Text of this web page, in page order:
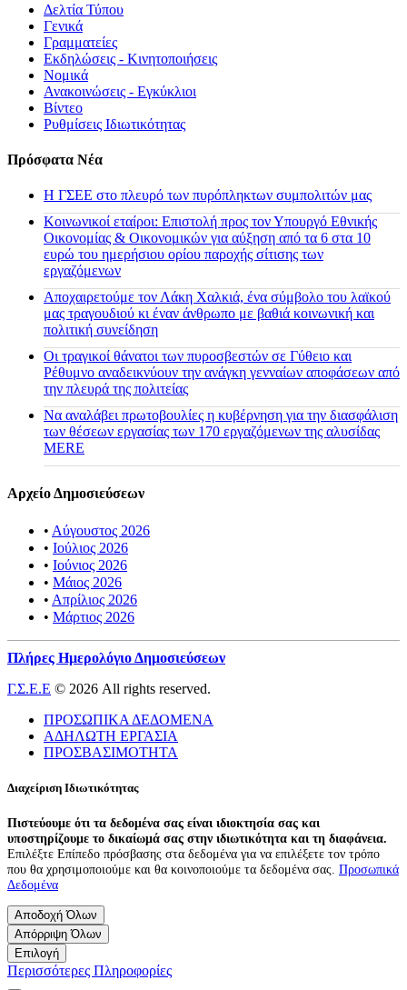
Δελτία Τύπου
Γενικά
Γραμματείες
Εκδηλώσεις - Κινητοποιήσεις
Νομικά
Ανακοινώσεις - Εγκύκλιοι
Βίντεο
Ρυθμίσεις Ιδιωτικότητας
Πρόσφατα Νέα
H ΓΣΕΕ στο πλευρό των πυρόπληκτων συμπολιτών μας
Κοινωνικοί εταίροι: Επιστολή προς τον Υπουργό Εθνικής
Οικονομίας & Οικονομικών για αύξηση από τα 6 στα 10
ευρώ του ημερήσιου ορίου παροχής σίτισης των
εργαζόμενων
Αποχαιρετούμε τον Λάκη Χαλκιά, ένα σύμβολο του λαϊκού
μας τραγουδιού κι έναν άνθρωπο με βαθιά κοινωνική και
πολιτική συνείδηση
Οι τραγικοί θάνατοι των πυροσβεστών σε Γύθειο και
Ρέθυμνο αναδεικνύουν την ανάγκη γενναίων αποφάσεων από
την πλευρά της πολιτείας
Να αναλάβει πρωτοβουλίες η κυβέρνηση για την διασφάλιση
των θέσεων εργασίας των 170 εργαζόμενων της αλυσίδας
MERE
Αρχείο Δημοσιεύσεων
• Αύγουστος 2026
• Ιούλιος 2026
• Ιούνιος 2026
• Μάιος 2026
• Απρίλιος 2026
• Μάρτιος 2026
Πλήρες Ημερολόγιο Δημοσιεύσεων
Γ.Σ.Ε.Ε © 2026 All rights reserved.
ΠΡΟΣΩΠΙΚΑ ΔΕΔΟΜΕΝΑ
ΑΔΗΛΩΤΗ ΕΡΓΑΣΙΑ
ΠΡΟΣΒΑΣΙΜΟΤΗΤΑ
Διαχείριση Ιδιωτικότητας
Πιστεύουμε ότι τα δεδομένα σας είναι ιδιοκτησία σας και
υποστηρίζουμε το δικαίωμά σας στην ιδιωτικότητα και τη διαφάνεια.
Επιλέξτε Επίπεδο πρόσβασης στα δεδομένα για να επιλέξετε τον τρόπο
που θα χρησιμοποιούμε και θα κοινοποιούμε τα δεδομένα σας. Προσωπικά
Δεδομένα
Αποδοχή Όλων
Απόρριψη Όλων
Επιλογή
Περισσότερες Πληροφορίες